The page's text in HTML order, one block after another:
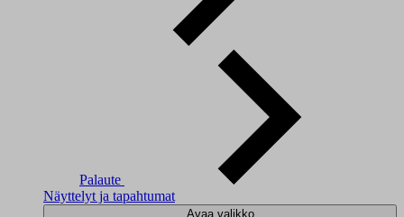
Palaute
Näyttelyt ja tapahtumat
Avaa valikko